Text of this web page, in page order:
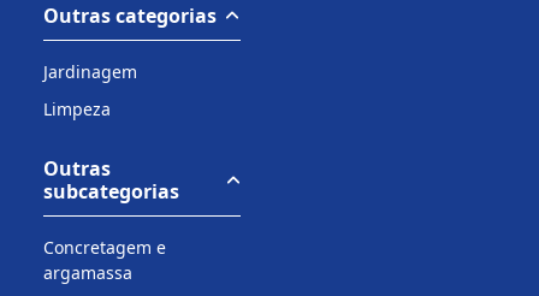
Outras categorias
Jardinagem
Limpeza
Outras
subcategorias
Concretagem e
argamassa